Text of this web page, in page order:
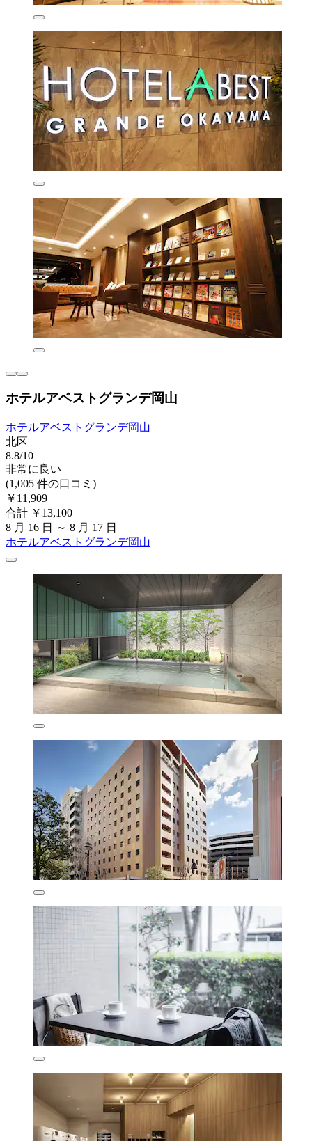
ホテルアベストグランデ岡山
ホテルアベストグランデ岡山
北区
8.8/10
非常に良い
(1,005 件の口コミ)
￥11,909
合計 ￥13,100
8 月 16 日 ～ 8 月 17 日
ホテルアベストグランデ岡山